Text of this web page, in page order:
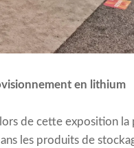
en lithium
de cette exposition la
les produits de